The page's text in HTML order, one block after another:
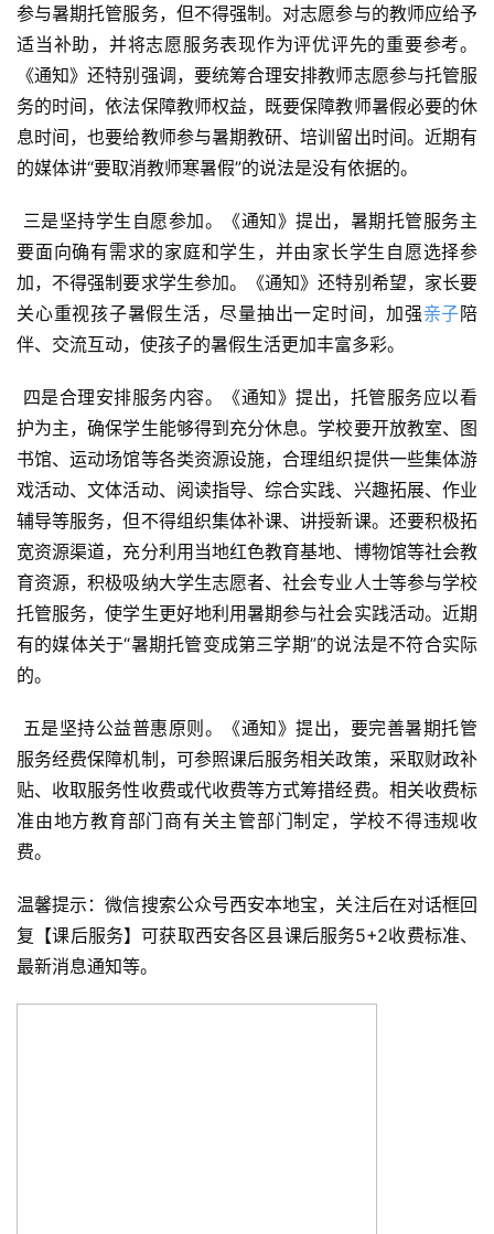
参与暑期托管服务，但不得强制。对志愿参与的教师应给予
适当补助，并将志愿服务表现作为评优评先的重要参考。
《通知》还特别强调，要统筹合理安排教师志愿参与托管服
务的时间，依法保障教师权益，既要保障教师暑假必要的休
息时间，也要给教师参与暑期教研、培训留出时间。近期有
的媒体讲“要取消教师寒暑假”的说法是没有依据的。
要面向确有需求的家庭和学生，并由家长学生自愿选择参
加，不得强制要求学生参加。《通知》还特别希望，家长要
关心重视孩子暑假生活，尽量抽出一定时间，加强亲子陪
伴、交流互动，使孩子的暑假生活更加丰富多彩。
护为主，确保学生能够得到充分休息。学校要开放教室、图
书馆、运动场馆等各类资源设施，合理组织提供一些集体游
戏活动、文体活动、阅读指导、综合实践、兴趣拓展、作业
辅导等服务，但不得组织集体补课、讲授新课。还要积极拓
宽资源渠道，充分利用当地红色教育基地、博物馆等社会教
育资源，积极吸纳大学生志愿者、社会专业人士等参与学校
托管服务，使学生更好地利用暑期参与社会实践活动。近期
有的媒体关于“暑期托管变成第三学期”的说法是不符合实际
的。
服务经费保障机制，可参照课后服务相关政策，采取财政补
贴、收取服务性收费或代收费等方式筹措经费。相关收费标
准由地方教育部门商有关主管部门制定，学校不得违规收
费。
温馨提示：微信搜索公众号西安本地宝，关注后在对话框回
复【课后服务】可获取西安各区县课后服务5+2收费标准、
最新消息通知等。